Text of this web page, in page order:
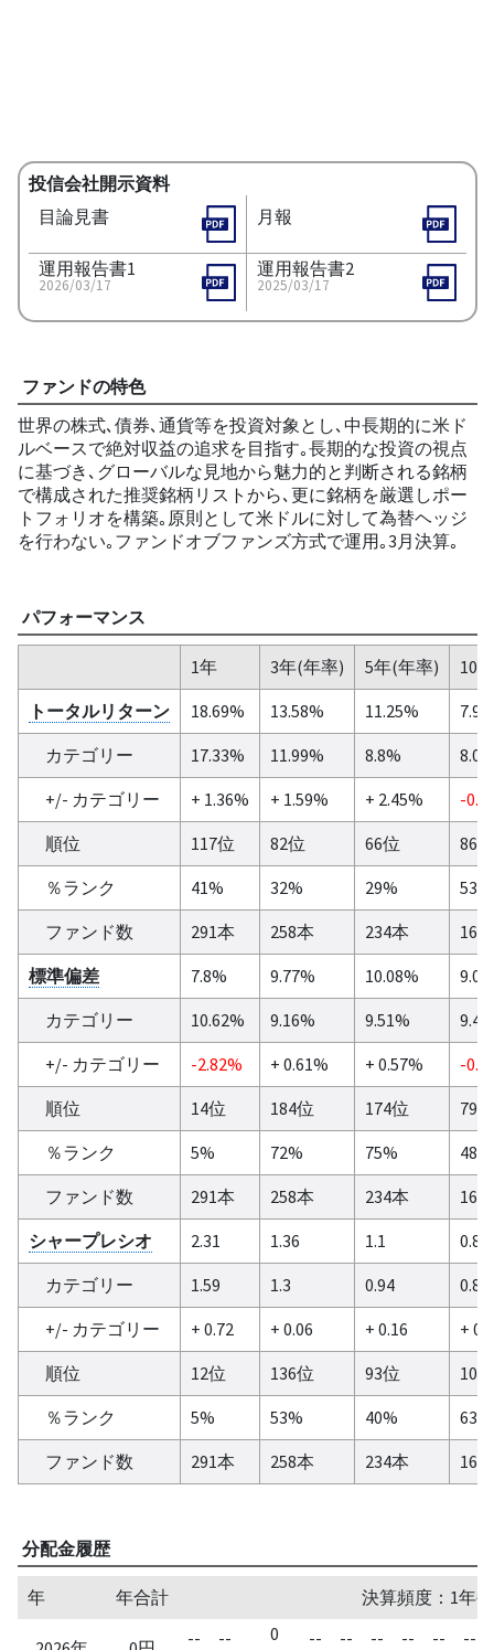
投信会社開示資料
目論見書
月報
運用報告書1
2026/03/17
運用報告書2
2025/03/17
ファンドの特色
世界の株式､債券､通貨等を投資対象とし､中長期的に米ド
ルベースで絶対収益の追求を目指す｡長期的な投資の視点
に基づき､グローバルな見地から魅力的と判断される銘柄
で構成された推奨銘柄リストから､更に銘柄を厳選しポー
トフォリオを構築｡原則として米ドルに対して為替ヘッジ
を行わない｡ファンドオブファンズ方式で運用｡3月決算｡
パフォーマンス
1年 3年(年率) 5年(年率)
10
トータルリターン
18.69% 13.58% 11.25%
カテゴリー
17.33% 11.99% 8.8%
+/- カテゴリー
+ 1.36% + 1.59% + 2.45%
-
順位
117位 82位 66位
86位
％ランク
41% 32% 29%
53%
ファンド数
291本 258本 234本
165
標準偏差
7.8% 9.77% 10.08%
カテゴリー
10.62% 9.16% 9.51%
+/- カテゴリー
-2.82% + 0.61% + 0.57%
-
順位
14位 184位 174位
79位
％ランク
5% 72% 75%
48%
ファンド数
291本 258本 234本
165
シャープレシオ
2.31 1.36 1.1
0.87
カテゴリー
1.59 1.3 0.94
0.86
+/- カテゴリー
+ 0.72 + 0.06 + 0.16
+
順位
12位 136位 93位
103
％ランク
5% 53% 40%
63%
ファンド数
291本 258本 234本 165
分配金履歴
年 年合計 決算頻度：1年
-- --
0
-- -- -- -- -- --